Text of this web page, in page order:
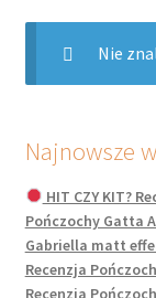
Nie
Najnowsze
HIT CZY KIT?
Pończochy Gatta
Gabriella matt
Recenzja
Recenzja